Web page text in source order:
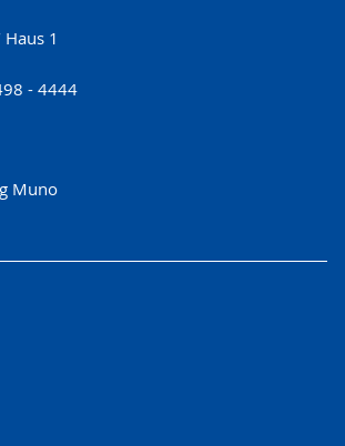
1
- 4444
Muno